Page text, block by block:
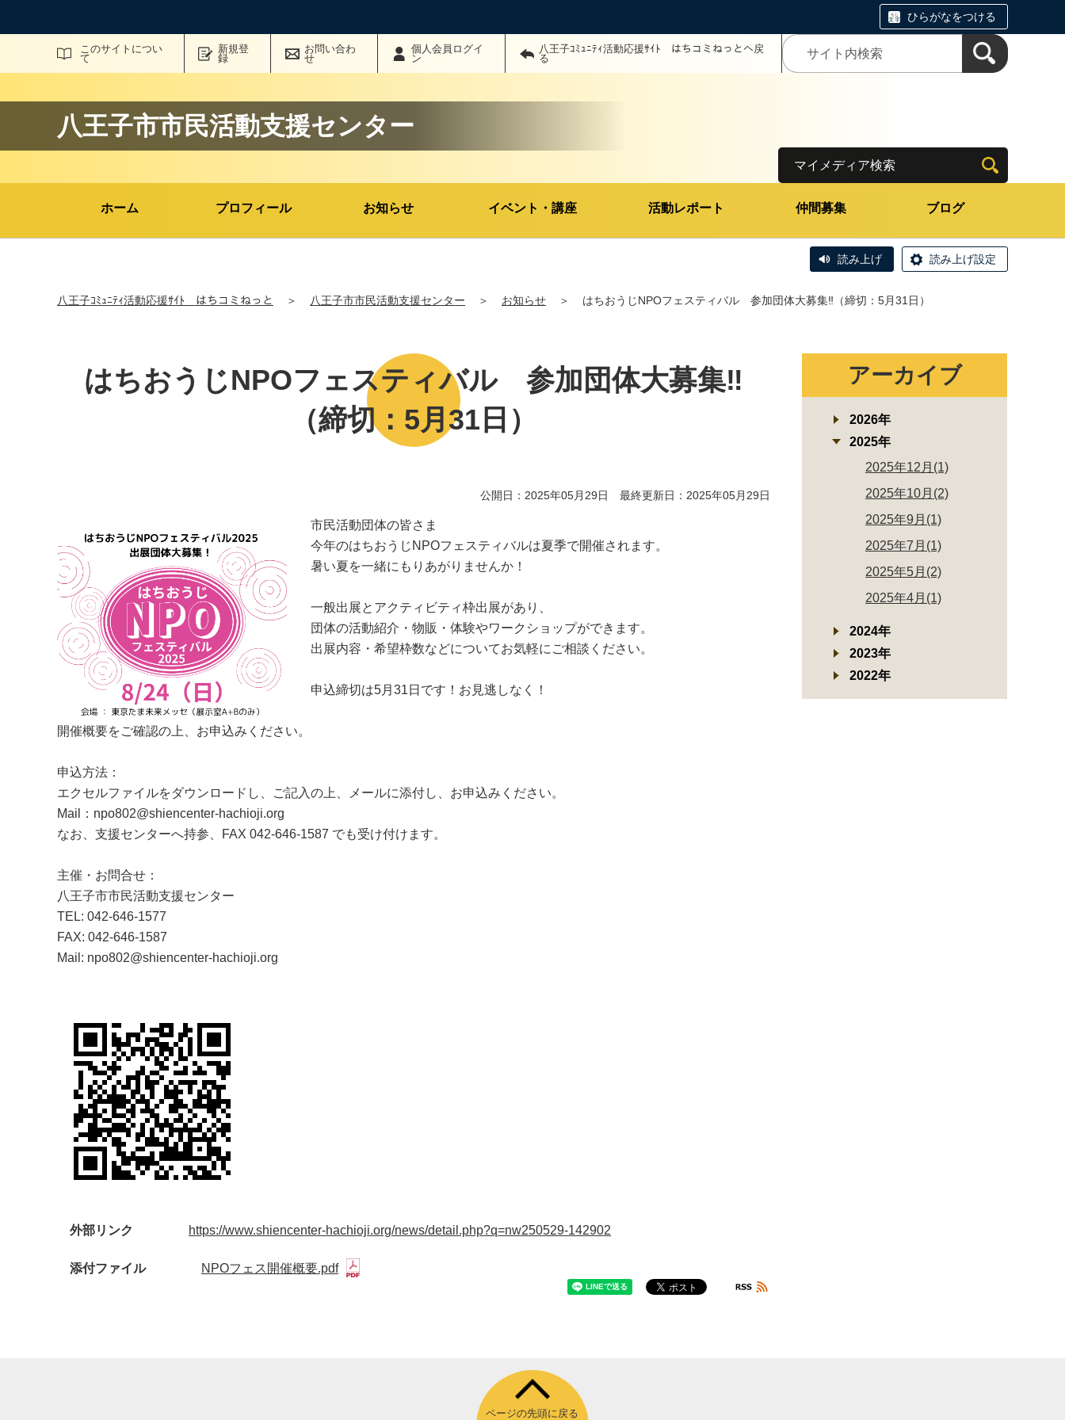
ひらがなをつける
このサイトについ
て
新規登
録
お問い合わ
せ
個人会員ログイ
ン
八王子ｺﾐｭﾆﾃｨ活動応援ｻｲﾄ はちコミねっとへ戻
る
サイト内検索
八王子市市民活動支援センター
ホーム プロフィール お知らせ イベント・講座 活動レポート 仲間募集 ブログ
マイメディア検索
読み上げ 読み上げ設定
八王子ｺﾐｭﾆﾃｨ活動応援ｻｲﾄ はちコミねっと ＞ 八王子市市民活動支援センター ＞ お知らせ ＞ はちおうじNPOフェスティバル 参加団体大募集‼（締切：5月31日）
はちおうじNPOフェスティバル 参加団体大募集‼
（締切：5月31日）
公開日：2025年05月29日 最終更新日：2025年05月29日
市民活動団体の皆さま
今年のはちおうじNPOフェスティバルは夏季で開催されます。
暑い夏を一緒にもりあがりませんか！
一般出展とアクティビティ枠出展があり、
団体の活動紹介・物販・体験やワークショップができます。
出展内容・希望枠数などについてお気軽にご相談ください。
申込締切は5月31日です！お見逃しなく！
開催概要をご確認の上、お申込みください。
申込方法：
エクセルファイルをダウンロードし、ご記入の上、メールに添付し、お申込みください。
Mail：npo802@shiencenter-hachioji.org
なお、支援センターへ持参、FAX 042-646-1587 でも受け付けます。
主催・お問合せ：
八王子市市民活動支援センター
TEL: 042-646-1577
FAX: 042-646-1587
Mail: npo802@shiencenter-hachioji.org
外部リンク https://www.shiencenter-hachioji.org/news/detail.php?q=nw250529-142902
添付ファイル NPOフェス開催概要.pdf
アーカイブ
2026年
2025年
2025年12月(1)
2025年10月(2)
2025年9月(1)
2025年7月(1)
2025年5月(2)
2025年4月(1)
2024年
2023年
2022年
ページの先頭に戻る